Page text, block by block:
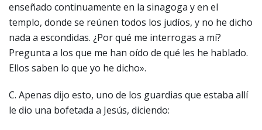
enseñado continuamente en la sinagoga y en el
templo, donde se reúnen todos los judíos, y no he dicho
nada a escondidas. ¿Por qué me interrogas a mí?
Pregunta a los que me han oído de qué les he hablado.
Ellos saben lo que yo he dicho».
C. Apenas dijo esto, uno de los guardias que estaba allí
le dio una bofetada a Jesús, diciendo: